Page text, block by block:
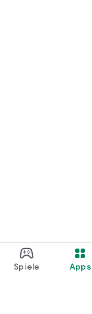
Spiele Apps